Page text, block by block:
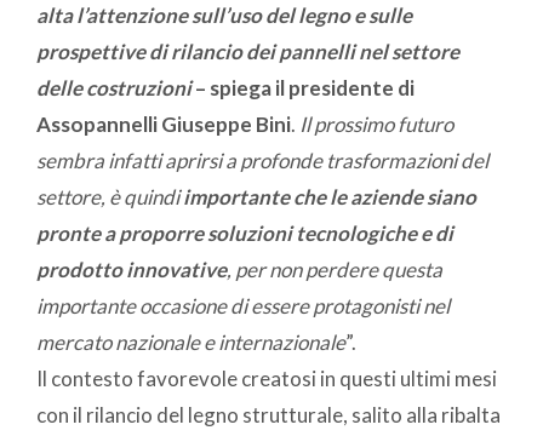
alta l’attenzione sull’uso del legno e sulle
prospettive di rilancio dei pannelli nel settore
delle costruzioni– spiega il presidente di
Assopannelli Giuseppe Bini. Il prossimo futuro
sembra infatti aprirsi a profonde trasformazioni del
settore, è quindiimportante che le aziende siano
pronte a proporre soluzioni tecnologiche e di
prodotto innovative, per non perdere questa
importante occasione di essere protagonisti nel
mercato nazionale e internazionale”.
Il contesto favorevole creatosi in questi ultimi mesi
con il rilancio del legno strutturale, salito alla ribalta